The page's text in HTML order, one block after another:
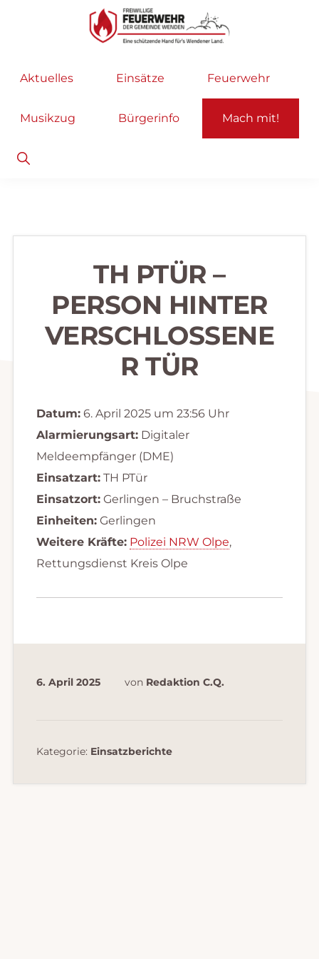
Hauptnavigation
Feuerwehr
helfen
selbstverständlich!
Aktuelles Einsätze Feuerwehr
Musikzug Bürgerinfo Mach mit!
Show
Search
TH PTÜR –
PERSON HINTER
VERSCHLOSSENE
R TÜR
Datum:6. April 2025 um 23:56 Uhr
Alarmierungsart:Digitaler
Meldeempfänger (DME)
Einsatzart:TH PTür
Einsatzort:Gerlingen – Bruchstraße
Einheiten:Gerlingen
Weitere Kräfte: Polizei NRW Olpe,
Rettungsdienst Kreis Olpe
6. April 2025 von Redaktion C.Q.
Kategorie: Einsatzberichte